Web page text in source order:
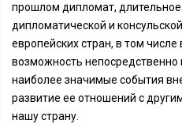
прошлом дипломат,
дипломатической и
европейских стран, в том
возможность
наиболее значимые события
развитие ее отношений с
нашу страну.